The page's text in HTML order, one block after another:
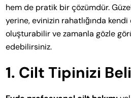
hem de pratik bir çözümdür.
yerine, evinizin rahatlığında
oluşturabilir ve zamanla gözle
edebilirsiniz.
1. Cilt Tipinizi